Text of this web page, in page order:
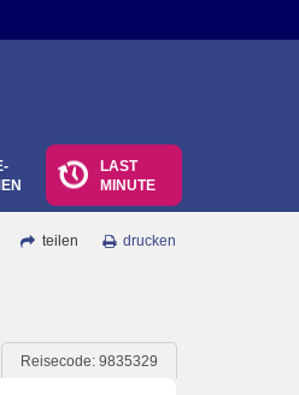
LAST
MINUTE
drucken
teilen
Reisecode: 9835329